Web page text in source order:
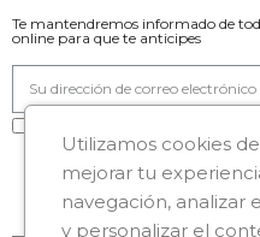
Te mantendremos informado de
online para que te anticipes
Utilizamos cookies
mejorar tu
navegación, analizar
y personalizar el